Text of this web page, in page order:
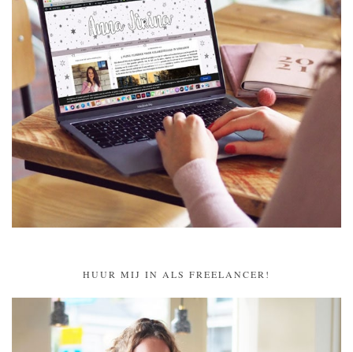
HUUR MIJ IN ALS FREELANCER!